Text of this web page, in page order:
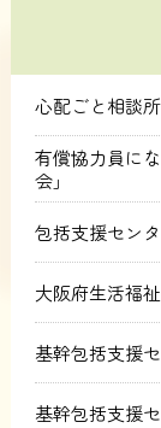
心配ごと相談所
有償協力員に
会」
包括支援セン
大阪府生活福
基幹包括支援
基幹包括支援